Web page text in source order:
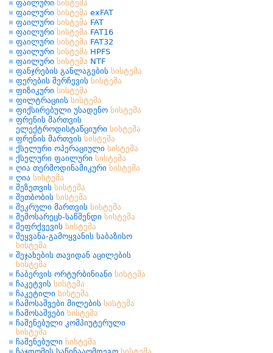
ფაილური სისტემა
ფაილური სისტემა exFAT
ფაილური სისტემა FAT
ფაილური სისტემა FAT16
ფაილური სისტემა FAT32
ფაილური სისტემა HPFS
ფაილური სისტემა NTF
ფანჯრების განლაგების სისტემა
ფერების შერჩევის სისტემა
ფიზიკური სისტემა
ფილტრაციის სისტემა
ფიქსირებული უსადენო სისტემა
ფრენის მართვის
ელექტროდისტანციური სისტემა
ფრენის მართვის სისტემა
ქსელური ოპერაციული სისტემა
ქსელური ფაილური სისტემა
ღია თერმოდინამიკური სისტემა
ღია სისტემა
შეზეთვის სისტემა
შეთბობის სისტემა
შეკრული მართვის სისტემა
შემოსარეცხ-საწმენდი სისტემა
შეფრქვევის სისტემა
შეყვანა-გამოყვანის საბაზისო
სისტემა
შეჯახების თავიდან აცილების
სისტემა
ჩაბერვის ორტურბინიანი სისტემა
ჩაკეტვის სისტემა
ჩაკეტილი სისტემა
ჩამოსაშვები მილების სისტემა
ჩამოსაშვები სისტემა
ჩაშენებული კომპიუტერული
სისტემა
ჩაშენებული სისტემა